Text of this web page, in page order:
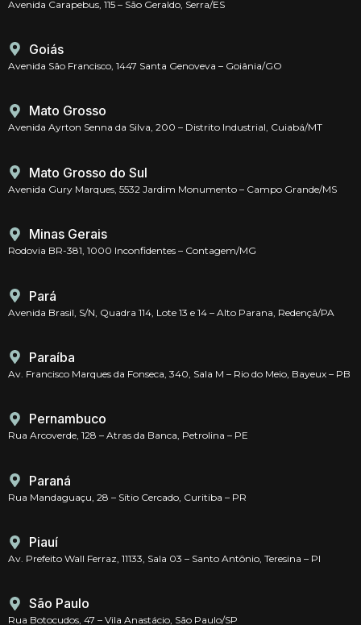
Avenida Carapebus, 115 – São Geraldo, Serra/ES
Goiás
Avenida São Francisco, 1447 Santa Genoveva – Goiânia/GO
Mato Grosso
Avenida Ayrton Senna da Silva, 200 – Distrito Industrial, Cuiabá/MT
Mato Grosso do Sul
Avenida Gury Marques, 5532 Jardim Monumento – Campo Grande/MS
Minas Gerais
Rodovia BR-381, 1000 Inconfidentes – Contagem/MG
Pará
Avenida Brasil, S/N, Quadra 114, Lote 13 e 14 – Alto Parana, Redençã/PA
Paraíba
Av. Francisco Marques da Fonseca, 340, Sala M – Rio do Meio, Bayeux – PB
Pernambuco
Rua Arcoverde, 128 – Atras da Banca, Petrolina – PE
Paraná
Rua Mandaguaçu, 28 – Sítio Cercado, Curitiba – PR
Piauí
Av. Prefeito Wall Ferraz, 11133, Sala 03 – Santo Antônio, Teresina – PI
São Paulo
Rua Botocudos, 47 – Vila Anastácio, São Paulo/SP